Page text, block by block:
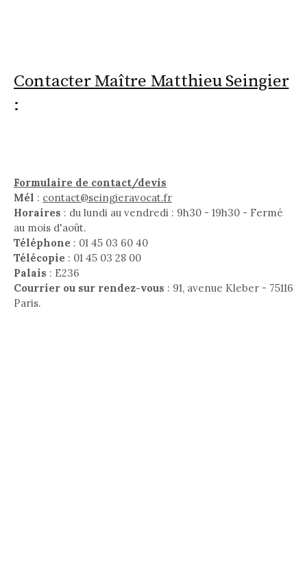
Contacter Maître Matthieu Seingier
:
Formulaire de contact/devis
Mél : contact@seingieravocat.fr
Horaires : du lundi au vendredi : 9h30 - 19h30 - Fermé
au mois d'août.
Téléphone : 01 45 03 60 40
Télécopie : 01 45 03 28 00
Palais : E236
Courrier ou sur rendez-vous : 91, avenue Kleber - 75116
Paris.